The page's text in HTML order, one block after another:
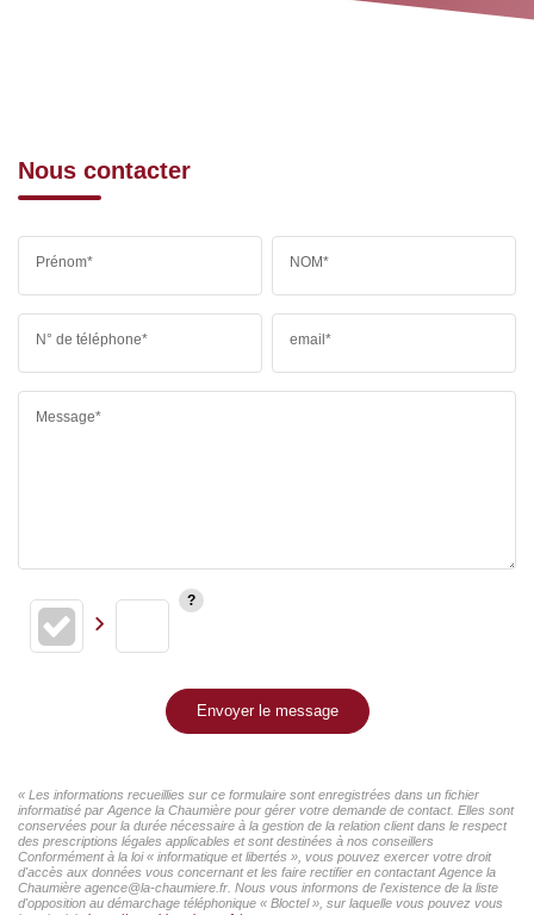
Nous contacter
Prénom* NOM*
N° de téléphone* email*
Message*
Envoyer le message
« Les informations recueillies sur ce formulaire sont enregistrées dans un fichier
informatisé par Agence la Chaumière pour gérer votre demande de contact. Elles sont
conservées pour la durée nécessaire à la gestion de la relation client dans le respect
des prescriptions légales applicables et sont destinées à nos conseillers
Conformément à la loi « informatique et libertés », vous pouvez exercer votre droit
d'accès aux données vous concernant et les faire rectifier en contactant Agence la
Chaumière agence@la-chaumiere.fr. Nous vous informons de l'existence de la liste
d'opposition au démarchage téléphonique « Bloctel », sur laquelle vous pouvez vous